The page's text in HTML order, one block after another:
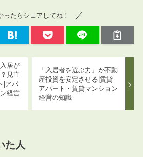
ったらシェアしてね！
居が
見直
|アパ
経営
「入居者を選ぶ力」が不動
産投資を安定させる|賃貸
アパート・賃貸マンション
経営の知識
た人